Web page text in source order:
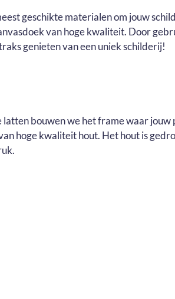
geschikte materialen om jouw
van hoge kwaliteit. Door
genieten van een uniek schilderij!
bouwen we het frame waar jouw
hoge kwaliteit hout. Het hout is